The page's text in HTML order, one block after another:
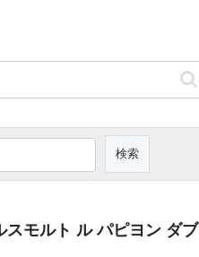
スモルト ル パピヨン ダブ